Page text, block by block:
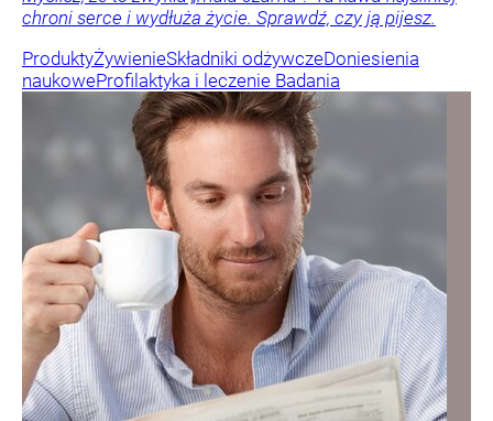
chroni serce i wydłuża życie. Sprawdź, czy ją pijesz.
ProduktyŻywienieSkładniki odżywczeDoniesienia
naukoweProfilaktyka i leczenie Badania